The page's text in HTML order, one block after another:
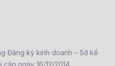
Đăng ký kinh doanh – Sở kế
ngày 16/12/2014.